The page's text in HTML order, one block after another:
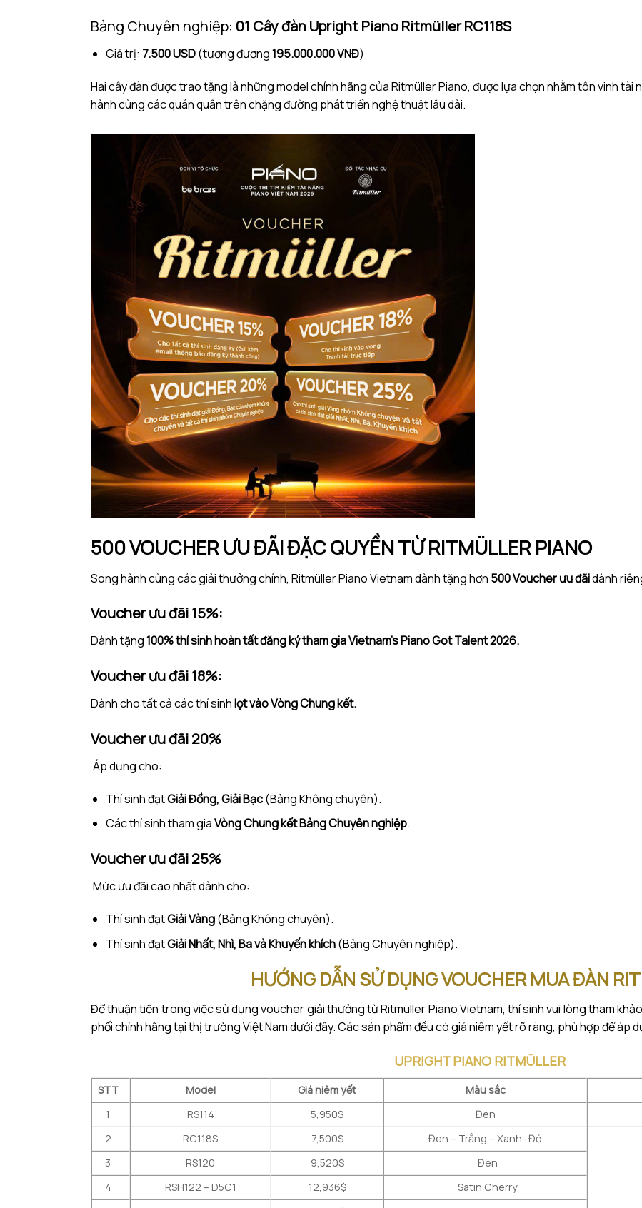
Bảng Chuyên nghiệp: 01 Cây đàn Upright Piano Ritmüller RC118S
Giá trị: 7.500 USD(tương đương195.000.000 VNĐ)
Hai cây đàn được trao tặng là những model chính hãng của Ritmüller Piano, được lựa chọn nhằm tôn vinh
hành cùng các quán quân trên chặng đường phát triển nghệ thuật lâu dài.
500 VOUCHER ƯU ĐÃI ĐẶC QUYỀN TỪ RITMÜLLER PIANO
Song hành cùng các giải thưởng chính, Ritmüller Piano Vietnam dành tặng hơn 500 Voucher ưu đãidành
Voucher ưu đãi 15%:
Dành tặng100% thí sinh hoàn tất đăng ký tham gia Vietnam’s Piano Got Talent 2026.
Voucher ưu đãi 18%:
Dành cho tất cả các thí sinhlọt vào Vòng Chung kết.
Voucher ưu đãi 20%
Áp dụng cho:
Thí sinh đạtGiải Đồng, Giải Bạc(Bảng Không chuyên).
Các thí sinh tham giaVòng Chung kết Bảng Chuyên nghiệp.
Voucher ưu đãi 25%
Mức ưu đãi cao nhất dành cho:
Thí sinh đạtGiải Vàng(Bảng Không chuyên).
Thí sinh đạtGiải Nhất, Nhì, Ba và Khuyến khích(Bảng Chuyên nghiệp).
HƯỚNG DẪN SỬ DỤNG VOUCHER MUA ĐÀN
Để thuận tiện trong việc sử dụng voucher giải thưởng từ Ritmüller Piano Vietnam, thí sinh vui lòng tham
phối chính hãng tại thị trường Việt Nam dưới đây. Các sản phẩm đều có giá niêm yết rõ ràng, phù hợp để áp
UPRIGHT PIANO RITMÜLLER
STT Model Giá niêm yết Màu sắc
1
RS114 5,950$
Đen
2
RC118S 7,500$ Đen – Trắng – Xanh- Đỏ
3 RS120 9,520$
Đen
4
RSH122 – D5C1 12,936$
Satin Cherry